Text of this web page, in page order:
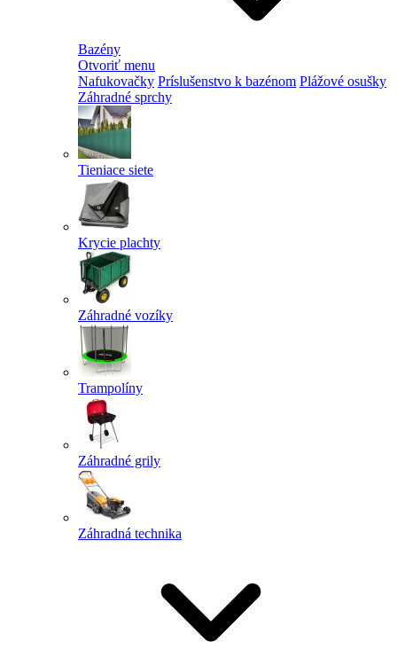
Bazény
Otvoriť menu
Nafukovačky Príslušenstvo k bazénom Plážové osušky
Záhradné sprchy
Tieniace siete
Krycie plachty
Záhradné vozíky
Trampolíny
Záhradné grily
Záhradná technika